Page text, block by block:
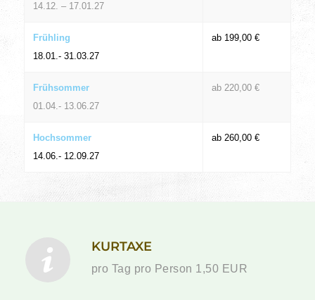
14.12. – 17.01.27
Frühling
18.01.- 31.03.27
ab 199,00 €
Frühsommer
01.04.- 13.06.27
ab 220,00 €
Hochsommer
14.06.- 12.09.27
ab 260,00 €
KURTAXE
pro Tag pro Person 1,50 EUR